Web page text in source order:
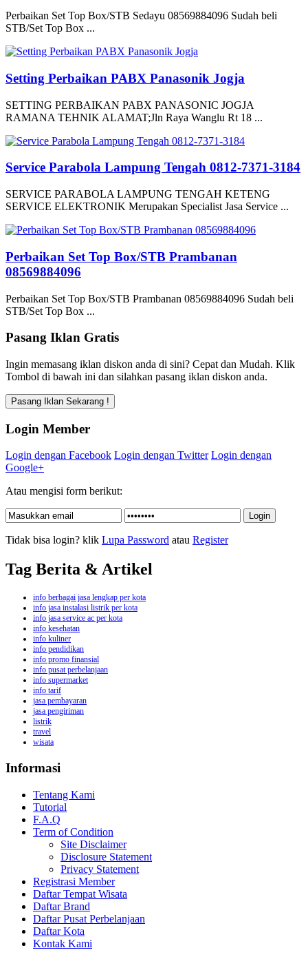
Perbaikan Set Top Box/STB Sedayu 08569884096 Sudah beli
STB/Set Top Box ...
Setting Perbaikan PABX Panasonik Jogja
SETTING PERBAIKAN PABX PANASONIC JOGJA
RAMANA TEHNIK ALAMAT;Jln Raya Wanglu Rt 18 ...
Service Parabola Lampung Tengah 0812-7371-3184
SERVICE PARABOLA LAMPUNG TENGAH KETENG
SERVICE ELEKTRONIK Merupakan Specialist Jasa Service ...
Perbaikan Set Top Box/STB Prambanan
08569884096
Perbaikan Set Top Box/STB Prambanan 08569884096 Sudah beli
STB/Set Top Box ...
Pasang Iklan Gratis
Ingin memasang iklan diskon anda di sini? Cepat dan Mudah. Klik
Tombol di bawah ini dan silahkan pasang iklan diskon anda.
Login Member
Login dengan Facebook Login dengan Twitter Login dengan
Google+
Atau mengisi form berikut:
Tidak bisa login? klik Lupa Password atau Register
Tag Berita & Artikel
info berbagai jasa lengkap per kota
info jasa instalasi listrik per kota
info jasa service ac per kota
info kesehatan
info kuliner
info pendidikan
info promo finansial
info pusat perbelanjaan
info supermarket
info tarif
jasa pembayaran
jasa pengiriman
listrik
travel
wisata
Informasi
Tentang Kami
Tutorial
F.A.Q
Term of Condition
Site Disclaimer
Disclosure Statement
Privacy Statement
Registrasi Member
Daftar Tempat Wisata
Daftar Brand
Daftar Pusat Perbelanjaan
Daftar Kota
Kontak Kami